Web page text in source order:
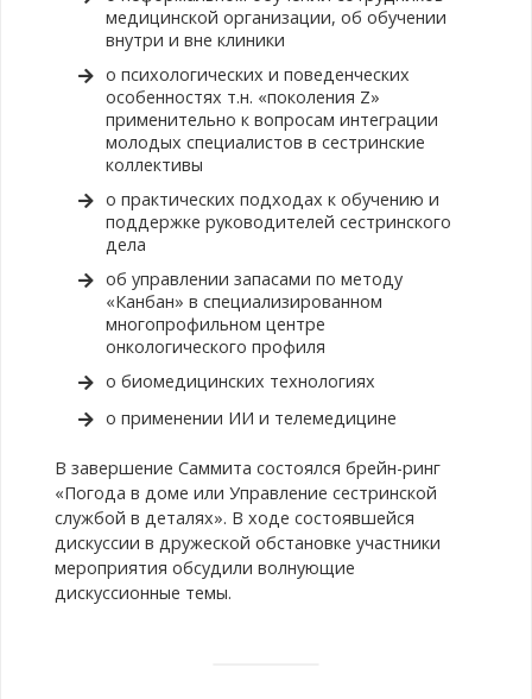
медицинской организации, об обучении
внутри и вне клиники
о психологических и поведенческих
особенностях т.н. «поколения Z»
применительно к вопросам интеграции
молодых специалистов в сестринские
коллективы
о практических подходах к обучению и
поддержке руководителей сестринского
дела
об управлении запасами по методу
«Канбан» в специализированном
многопрофильном центре
онкологического профиля
о биомедицинских технологиях
о применении ИИ и телемедицине
В завершение Саммита состоялся брейн-ринг
«Погода в доме или Управление сестринской
службой в деталях». В ходе состоявшейся
дискуссии в дружеской обстановке участники
мероприятия обсудили волнующие
дискуссионные темы.